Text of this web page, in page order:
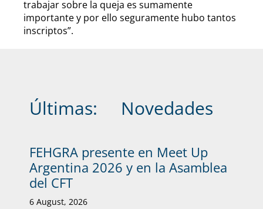
trabajar sobre la queja es sumamente
importante y por ello seguramente hubo tantos
inscriptos”.
Últimas: Novedades
FEHGRA presente en Meet Up
Argentina 2026 y en la Asamblea
del CFT
6 August, 2026